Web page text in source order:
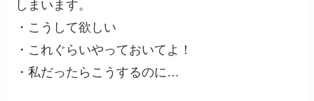
しまいます。
・こうして欲しい
・これぐらいやっておいてよ！
・私だったらこうするのに…